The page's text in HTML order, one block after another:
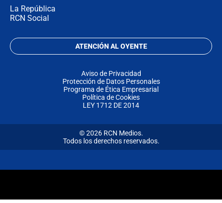
La República
RCN Social
ATENCIÓN AL OYENTE
Aviso de Privacidad
Protección de Datos Personales
Programa de Ética Empresarial
Política de Cookies
LEY 1712 DE 2014
© 2026 RCN Medios.
Todos los derechos reservados.